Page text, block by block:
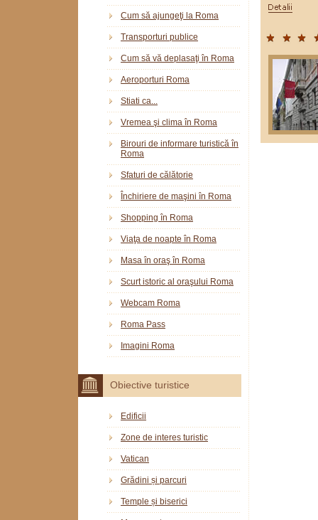
Cum să ajungeţi la Roma
Transporturi publice
Cum să vă deplasaţi în Roma
Aeroporturi Roma
Stiati ca...
Vremea şi clima în Roma
Birouri de informare turistică în
Roma
Sfaturi de călătorie
Închiriere de maşini în Roma
Shopping în Roma
Viaţa de noapte în Roma
Masa în oraş în Roma
Scurt istoric al oraşului Roma
Webcam Roma
Roma Pass
Imagini Roma
Obiective turistice
Edificii
Zone de interes turistic
Vatican
Grădini și parcuri
Temple și biserici